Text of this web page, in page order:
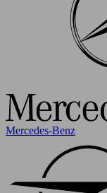
Mercedes-Benz